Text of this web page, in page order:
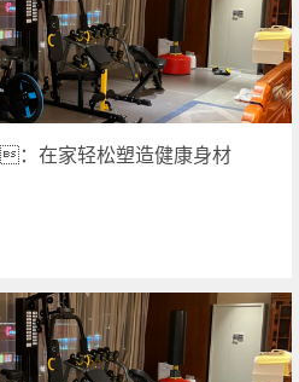
在家轻松塑造健康身材